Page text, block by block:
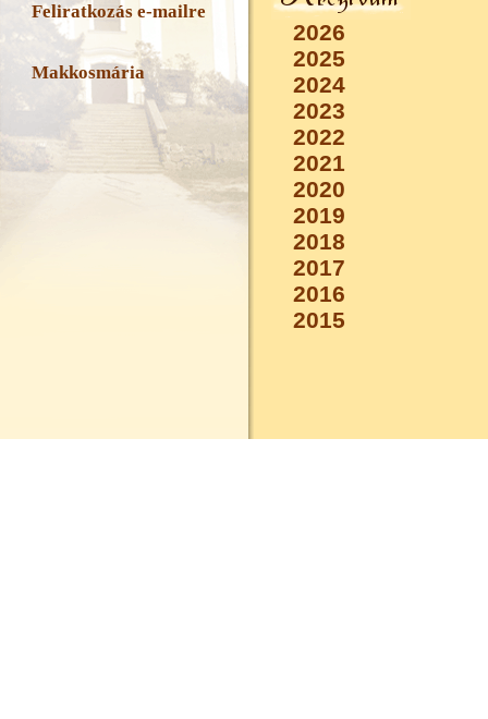
Feliratkozás e-mailre
Makkosmária
2026
2025
2024
2023
2022
2021
2020
2019
2018
2017
2016
2015